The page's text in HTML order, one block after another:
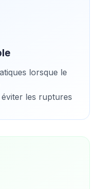
lorsque le
les ruptures